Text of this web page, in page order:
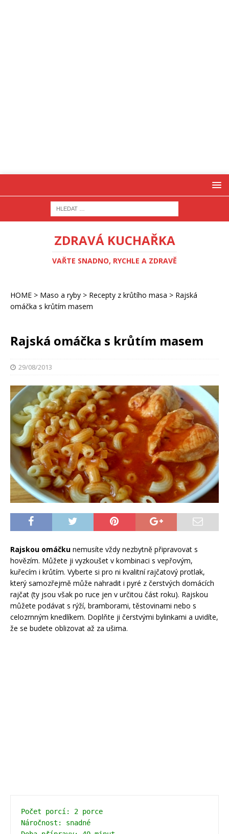
ZDRAVÁ KUCHAŘKA
VAŘTE SNADNO, RYCHLE A ZDRAVĚ
HOME > Maso a ryby > Recepty z krůtího masa > Rajská
omáčka s krůtím masem
Rajská omáčka s krůtím masem
29/08/2013
Rajskou omáčku nemusíte vždy nezbytně připravovat s
hovězím. Můžete ji vyzkoušet v kombinaci s vepřovým,
kuřecím i krůtím. Vyberte si pro ni kvalitní rajčatový protlak,
který samozřejmě může nahradit i pyré z čerstvých domácích
rajčat (ty jsou však po ruce jen v určitou část roku). Rajskou
můžete podávat s rýží, bramborami, těstovinami nebo s
celozrnným knedlíkem. Doplňte ji čerstvými bylinkami a uvidíte,
že se budete oblizovat až za ušima.
Počet porcí: 2 porce
Náročnost: snadné